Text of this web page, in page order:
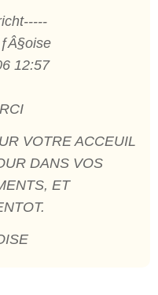
12:57
VOTRE ACCEUIL
DANS VOS
ET